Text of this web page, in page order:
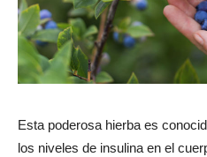
Esta poderosa hierba es
los niveles de insulina en el